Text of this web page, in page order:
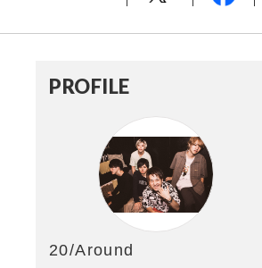
PROFILE
20/Around